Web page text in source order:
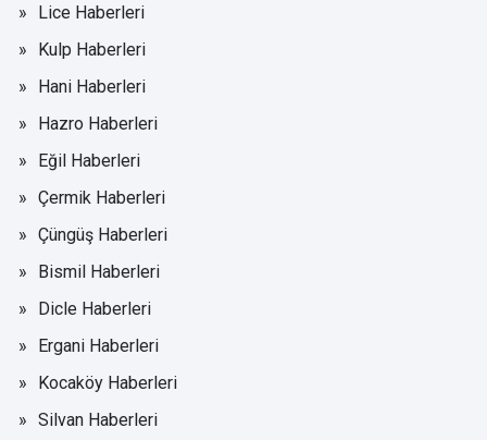
Lice Haberleri
Kulp Haberleri
Hani Haberleri
Hazro Haberleri
Eğil Haberleri
Çermik Haberleri
Çüngüş Haberleri
Bismil Haberleri
Dicle Haberleri
Ergani Haberleri
Kocaköy Haberleri
Silvan Haberleri